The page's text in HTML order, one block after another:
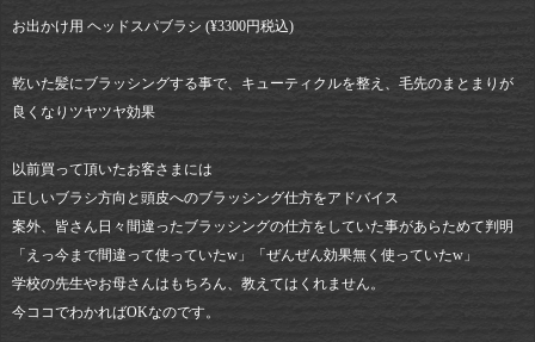
お出かけ用 ヘッドスパブラシ (¥3300円税込)
乾いた髪にブラッシングする事で、キューティクルを整え、毛先のまとまりが
良くなりツヤツヤ効果
以前買って頂いたお客さまには
正しいブラシ方向と頭皮へのブラッシング仕方をアドバイス
案外、皆さん日々間違ったブラッシングの仕方をしていた事があらためて判明
「えっ今まで間違って使っていたw」「ぜんぜん効果無く使っていたw」
学校の先生やお母さんはもちろん、教えてはくれません。
今ココでわかればOKなのです。